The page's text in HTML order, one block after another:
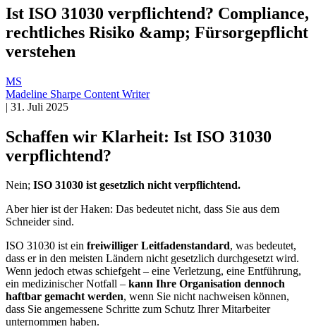
Ist ISO 31030 verpflichtend? Compliance,
rechtliches Risiko &amp; Fürsorgepflicht
verstehen
MS
Madeline Sharpe Content Writer
| 31. Juli 2025
Schaffen wir Klarheit: Ist ISO 31030
verpflichtend?
Nein; ISO 31030 ist gesetzlich nicht verpflichtend.
Aber hier ist der Haken: Das bedeutet nicht, dass Sie aus dem
Schneider sind.
ISO 31030 ist ein freiwilliger Leitfadenstandard, was bedeutet,
dass er in den meisten Ländern nicht gesetzlich durchgesetzt wird.
Wenn jedoch etwas schiefgeht – eine Verletzung, eine Entführung,
ein medizinischer Notfall – kann Ihre Organisation dennoch
haftbar gemacht werden, wenn Sie nicht nachweisen können,
dass Sie angemessene Schritte zum Schutz Ihrer Mitarbeiter
unternommen haben.